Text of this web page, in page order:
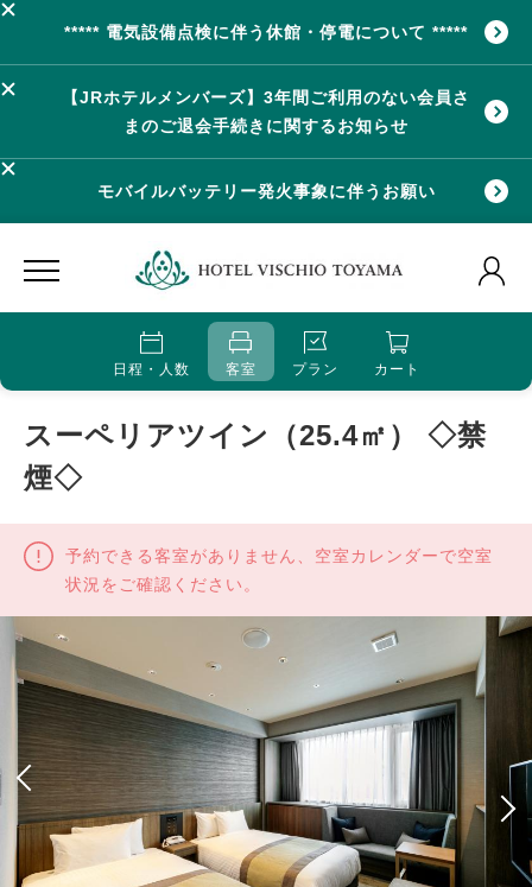
***** 電気設備点検に伴う休館・停電について *****
【JRホテルメンバーズ】3年間ご利用のない会員さ
まのご退会手続きに関するお知らせ
モバイルバッテリー発火事象に伴うお願い
日程・人数 客室 プラン カート
スーペリアツイン（25.4㎡） ◇禁
煙◇
予約できる客室がありません、空室カレンダーで空室
状況をご確認ください。